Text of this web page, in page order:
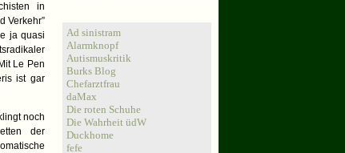
in
Verkehr”
ja quasi
Le Pen
ist gar
noch
der
Ad sinistram
Alarmknopf
Autismuskritik
Burks Blog
Chefarztfrau
daMax
Die roten Schuhe
Die Wahrheit üdW
Duckhome
fefe